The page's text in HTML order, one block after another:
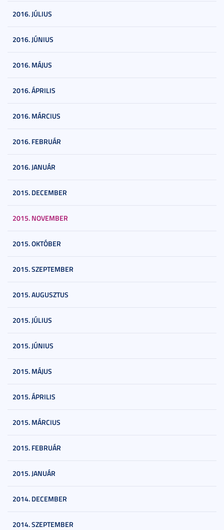
2016. JÚLIUS
2016. JÚNIUS
2016. MÁJUS
2016. ÁPRILIS
2016. MÁRCIUS
2016. FEBRUÁR
2016. JANUÁR
2015. DECEMBER
2015. NOVEMBER
2015. OKTÓBER
2015. SZEPTEMBER
2015. AUGUSZTUS
2015. JÚLIUS
2015. JÚNIUS
2015. MÁJUS
2015. ÁPRILIS
2015. MÁRCIUS
2015. FEBRUÁR
2015. JANUÁR
2014. DECEMBER
2014. SZEPTEMBER